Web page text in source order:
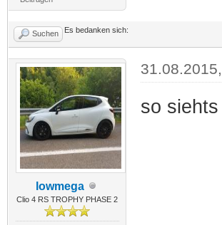
Suchen Es bedanken sich:
lowmega
Clio 4 RS TROPHY PHASE 2
so